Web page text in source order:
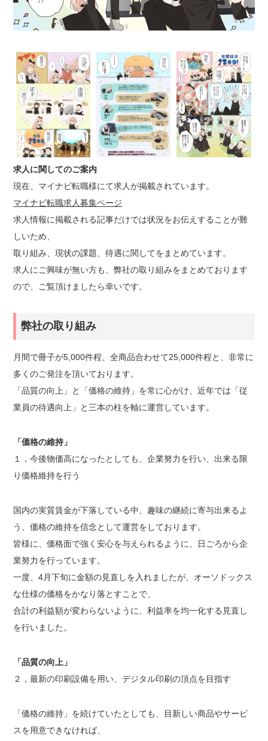
求人に関してのご案内
現在、マイナビ転職様にて求人が掲載されています。
マイナビ転職求人募集ページ
求人情報に掲載される記事だけでは状況をお伝えすることが難
しいため、
取り組み、現状の課題、待遇に関してをまとめています。
求人にご興味が無い方も、弊社の取り組みをまとめております
ので、ご覧頂けましたら幸いです。
弊社の取り組み
月間で冊子が5,000件程、全商品合わせて25,000件程と、非常に
多くのご発注を頂いております。
「品質の向上」と「価格の維持」を常に心がけ、近年では「従
業員の待遇向上」と三本の柱を軸に運営しています。
「価格の維持」
１，今後物価高になったとしても、企業努力を行い、出来る限
り価格維持を行う
国内の実質賃金が下落している中、趣味の継続に寄与出来るよ
う、価格の維持を信念として運営をしております。
皆様に、価格面で強く安心を与えられるように、日ごろから企
業努力を行っています。
一度、4月下旬に金額の見直しを入れましたが、オーソドックス
な仕様の価格をかなり落とすことで、
合計の利益額が変わらないように、利益率を均一化する見直し
を行いました。
「品質の向上」
２，最新の印刷設備を用い、デジタル印刷の頂点を目指す
「価格の維持」を続けていたとしても、目新しい商品やサービ
スを用意できなければ、